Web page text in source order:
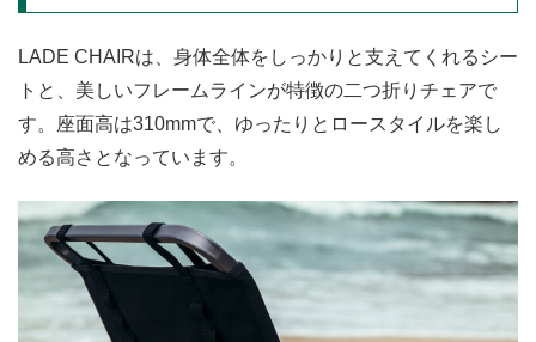
LADE CHAIRは、身体全体をしっかりと支えてくれるシー
トと、美しいフレームラインが特徴の二つ折りチェアで
す。座面高は310mmで、ゆったりとロースタイルを楽し
める高さとなっています。